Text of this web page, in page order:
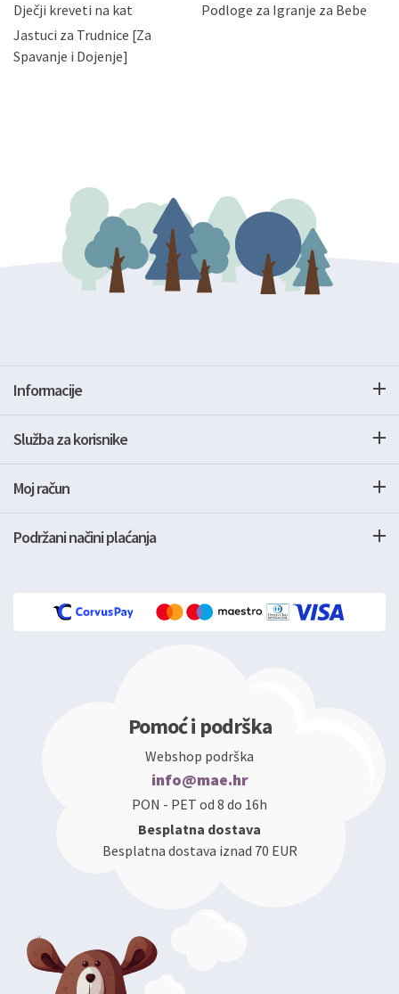
zatražiti prestanak aktivnosti obrade Vaših osobnih
podataka. Opoziv privole možete podnijeti poštom na
gore navedenu adresu ili e-mailom na adresu:
Dječji kreveti na kat
Podloge za Igranje za Bebe
Jastuci za Trudnice [Za
Spavanje i Dojenje]
Informacije
Služba za korisnike
Moj račun
Podržani načini plaćanja
Pomoć i podrška
Webshop podrška
info@mae.hr
PON - PET od 8 do 16h
Besplatna dostava
Besplatna dostava iznad 70 EUR